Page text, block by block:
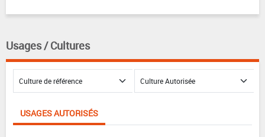
Usages / Cultures
USAGES AUTORISÉS